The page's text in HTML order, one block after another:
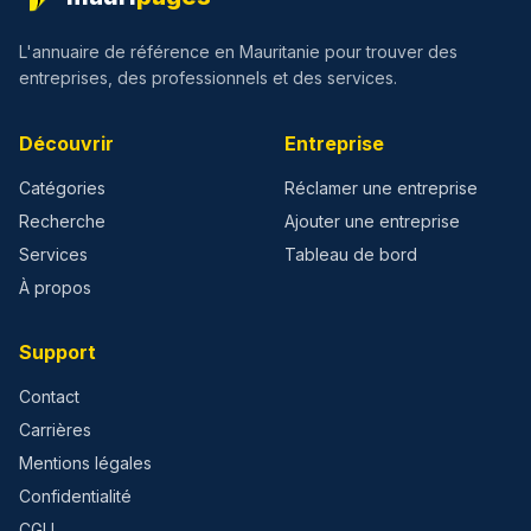
L'annuaire de référence en Mauritanie pour trouver des
entreprises, des professionnels et des services.
Découvrir
Catégories
Recherche
Services
À propos
Entreprise
Réclamer une entreprise
Ajouter une entreprise
Tableau de bord
Support
Contact
Carrières
Mentions légales
Confidentialité